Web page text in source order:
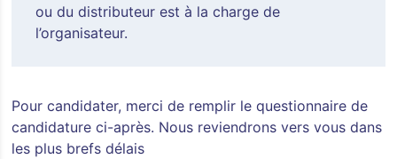
ou du distributeur est à la charge de
l’organisateur.
Pour candidater, merci de remplir le questionnaire de
candidature ci-après. Nous reviendrons vers vous dans
les plus brefs délais